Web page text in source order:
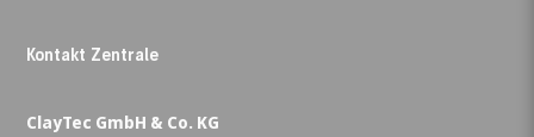
Kontakt Zentrale
ClayTec GmbH & Co. KG